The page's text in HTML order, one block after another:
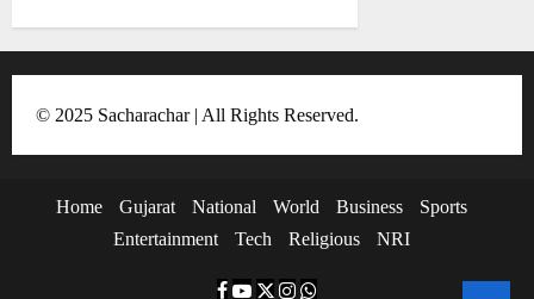
© 2025 Sacharachar | All Rights Reserved.
Home Gujarat National World Business
Sports
Entertainment
Tech Religious NRI
F Y T I W